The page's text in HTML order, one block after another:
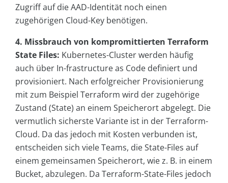
Zugriff auf die AAD-Identität noch einen
zugehörigen Cloud-Key benötigen.
4. Missbrauch von kompromittierten Terraform
State Files: Kubernetes-Cluster werden häufig
auch über In-frastructure as Code definiert und
provisioniert. Nach erfolgreicher Provisionierung
mit zum Beispiel Terraform wird der zugehörige
Zustand (State) an einem Speicherort abgelegt. Die
vermutlich sicherste Variante ist in der Terraform-
Cloud. Da das jedoch mit Kosten verbunden ist,
entscheiden sich viele Teams, die State-Files auf
einem gemeinsamen Speicherort, wie z. B. in einem
Bucket, abzulegen. Da Terraform-State-Files jedoch